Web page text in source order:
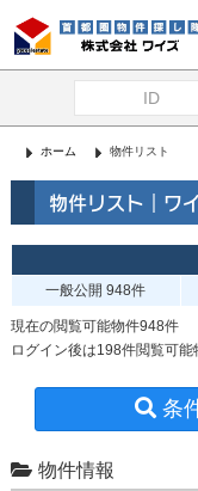
ホーム 物件リスト
物件リスト｜ワ
一般公開 948件
現在の閲覧可能物件948件
ログイン後は198件閲覧可能
条
物件情報